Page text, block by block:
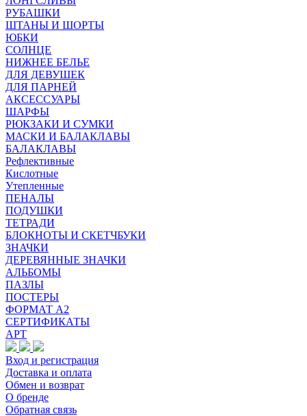
РУБАШКИ
ШТАНЫ И ШОРТЫ
ЮБКИ
СОЛНЦЕ
НИЖНЕЕ БЕЛЬЕ
ДЛЯ ДЕВУШЕК
ДЛЯ ПАРНЕЙ
АКСЕССУАРЫ
ШАРФЫ
РЮКЗАКИ И СУМКИ
МАСКИ И БАЛАКЛАВЫ
БАЛАКЛАВЫ
Рефлективные
Кислотные
Утепленные
ПЕНАЛЫ
ПОДУШКИ
ТЕТРАДИ
БЛОКНОТЫ И СКЕТЧБУКИ
ЗНАЧКИ
ДЕРЕВЯННЫЕ ЗНАЧКИ
АЛЬБОМЫ
ПАЗЛЫ
ПОСТЕРЫ
ФОРМАТ А2
СЕРТИФИКАТЫ
АРТ
Вход и регистрация
Доставка и оплата
Обмен и возврат
О бренде
Обратная связь